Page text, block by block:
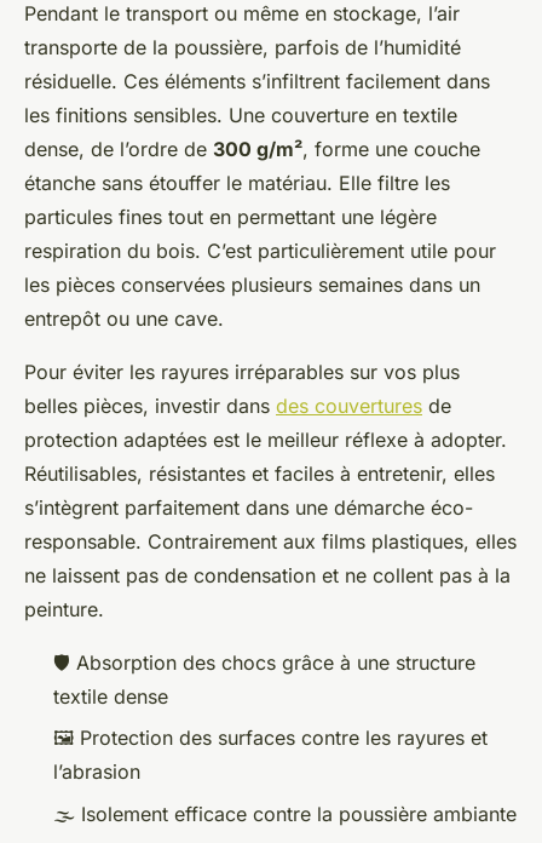
Pendant le transport ou même en stockage, l’air
transporte de la poussière, parfois de l’humidité
résiduelle. Ces éléments s’infiltrent facilement dans
les finitions sensibles. Une couverture en textile
dense, de l’ordre de 300 g/m², forme une couche
étanche sans étouffer le matériau. Elle filtre les
particules fines tout en permettant une légère
respiration du bois. C’est particulièrement utile pour
les pièces conservées plusieurs semaines dans un
entrepôt ou une cave.
Pour éviter les rayures irréparables sur vos plus
belles pièces, investir dans des couvertures de
protection adaptées est le meilleur réflexe à adopter.
Réutilisables, résistantes et faciles à entretenir, elles
s’intègrent parfaitement dans une démarche éco-
responsable. Contrairement aux films plastiques, elles
ne laissent pas de condensation et ne collent pas à la
peinture.
🛡️ Absorption des chocs grâce à une structure
textile dense
🖼️ Protection des surfaces contre les rayures et
l’abrasion
🌫️ Isolement efficace contre la poussière ambiante